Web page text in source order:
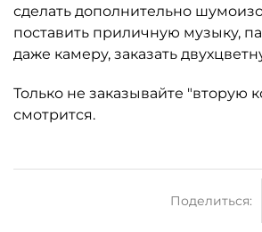
сделать дополнительно
поставить приличную музыку,
даже камеру, заказать
Только не заказывайте "вторую
смотрится.
Поделиться: